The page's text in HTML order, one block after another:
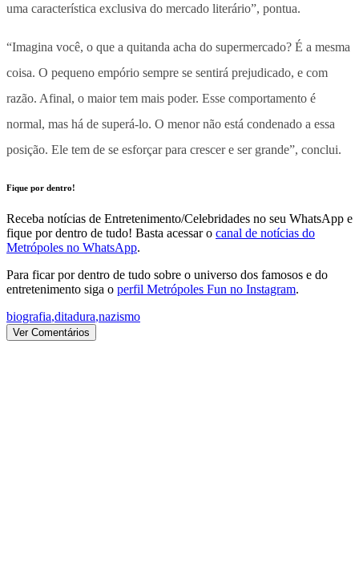
uma característica exclusiva do mercado literário”, pontua.
“Imagina você, o que a quitanda acha do supermercado? É a mesma
coisa. O pequeno empório sempre se sentirá prejudicado, e com
razão. Afinal, o maior tem mais poder. Esse comportamento é
normal, mas há de superá-lo. O menor não está condenado a essa
posição. Ele tem de se esforçar para crescer e ser grande”, conclui.
Fique por dentro!
Receba notícias de Entretenimento/Celebridades no seu WhatsApp e
fique por dentro de tudo! Basta acessar o canal de notícias do
Metrópoles no WhatsApp.
Para ficar por dentro de tudo sobre o universo dos famosos e do
entretenimento siga o perfil Metrópoles Fun no Instagram.
biografia,ditadura,nazismo
Ver Comentários